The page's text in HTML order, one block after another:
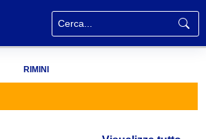
RIMINI